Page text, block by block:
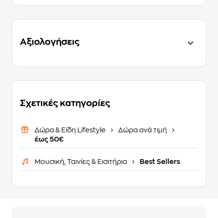
Αξιολογήσεις
Σχετικές κατηγορίες
Δώρα & Είδη Lifestyle
Δώρα ανά τιμή
έως 50€
Μουσική, Ταινίες & Εισιτήρια Best Sellers